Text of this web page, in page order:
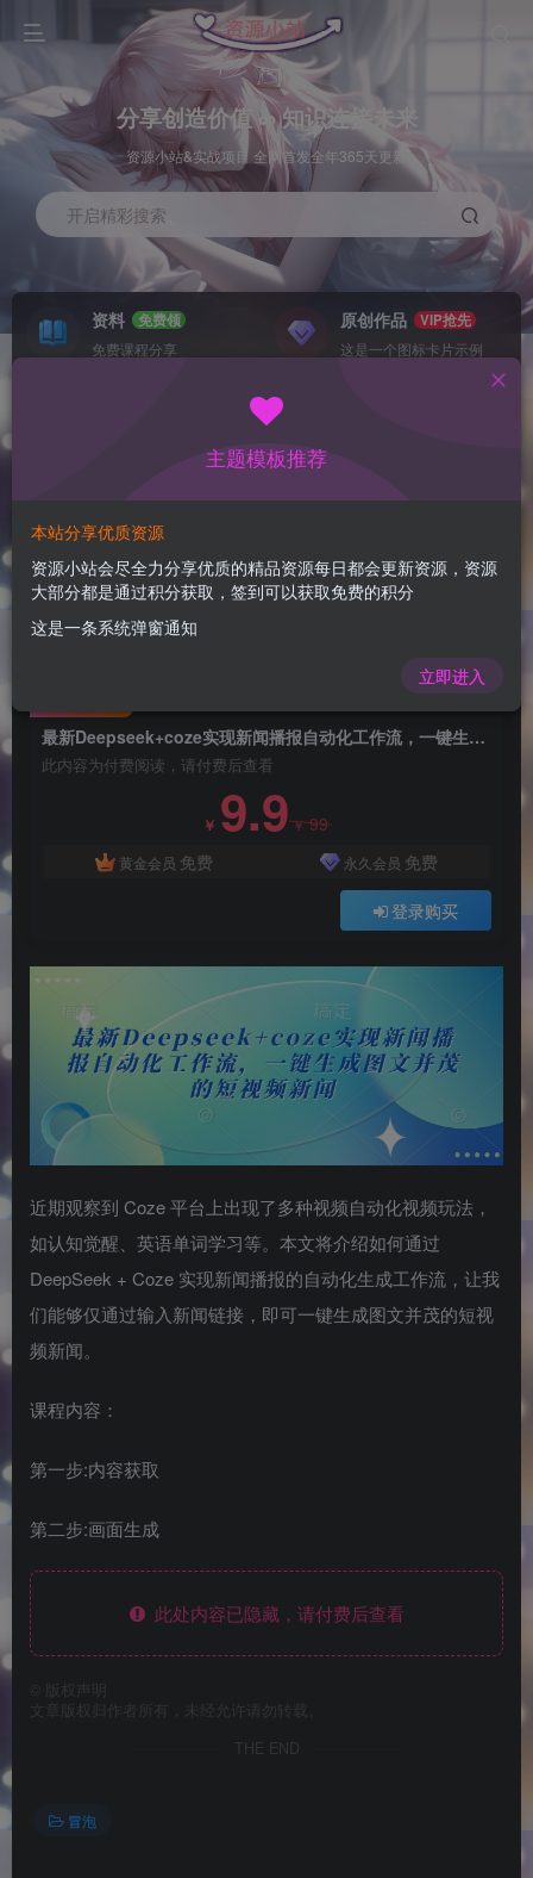
分享创造价值 ∞ 知识连接未来
资源小站&实战项目 全网首发全年365天更新
开启精彩搜索
资料
免费领
免费课程分享
原创作品
VIP抢先
这是一个图标卡片示例
最新Deepseek+coze实现新闻播报自动化工作
流，一键生成图文并茂的短视频新闻
1年前更新
49 11
最新Deepseek+coze实现新闻播报自动化工作流，一键生成图文并茂的短视频新闻
此内容为付费阅读，请付费后查看
￥ 9.9￥99
黄金会员 免费 永久会员 免费
登录购买
近期观察到 Coze 平台上出现了多种视频自动化视频玩法，
如认知觉醒、英语单词学习等。本文将介绍如何通过
DeepSeek + Coze 实现新闻播报的自动化生成工作流，让我
们能够仅通过输入新闻链接，即可一键生成图文并茂的短视
频新闻。
课程内容：
第一步:内容获取
第二步:画面生成
此处内容已隐藏，请付费后查看
版权声明
文章版权归作者所有，未经允许请勿转载。
THE END
冒泡
主题模板推荐
本站分享优质资源
资源小站会尽全力分享优质的精品资源每日都会更新资源，资源
大部分都是通过积分获取，签到可以获取免费的积分
这是一条系统弹窗通知
立即进入